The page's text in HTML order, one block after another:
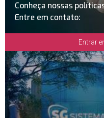
Conheça nossas
Entre em contato:
Entrar